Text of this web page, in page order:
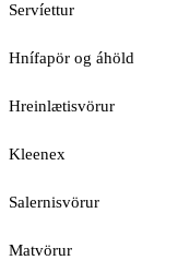
Servíettur
Hnífapör og áhöld
Hreinlætisvörur
Kleenex
Salernisvörur
Matvörur